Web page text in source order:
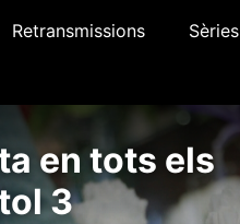
Retransmissions Sèries
en tots els
3